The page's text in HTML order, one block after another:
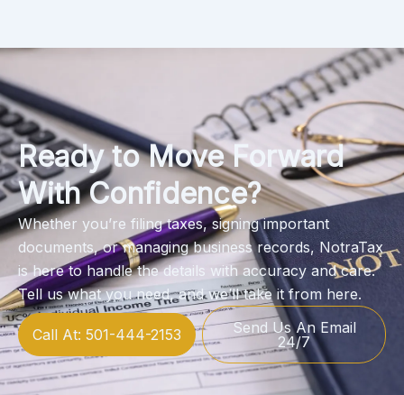
Ready to Move Forward
With Confidence?
Whether you’re filing taxes, signing important
documents, or managing business records, NotraTax
is here to handle the details with accuracy and care.
Tell us what you need, and we’ll take it from here.
Call At: 501-444-2153
Send Us An Email
24/7